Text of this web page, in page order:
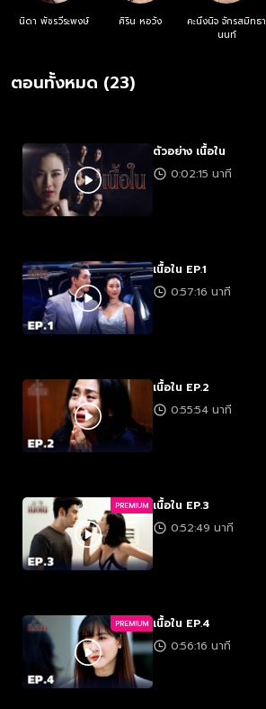
นิดา พัชรวีระพงษ์ ศิริน หอวัง
คะนึงนิจ จักรสมิทธา
นนท์
ตอนทั้งหมด (23)
ตัวอย่าง เนื้อใน
0:02:15 นาที
เนื้อใน EP.1
0:57:16 นาที
เนื้อใน EP.2
0:55:54 นาที
PREMIUM เนื้อใน EP.3
0:52:49 นาที
PREMIUM เนื้อใน EP.4
0:56:16 นาที